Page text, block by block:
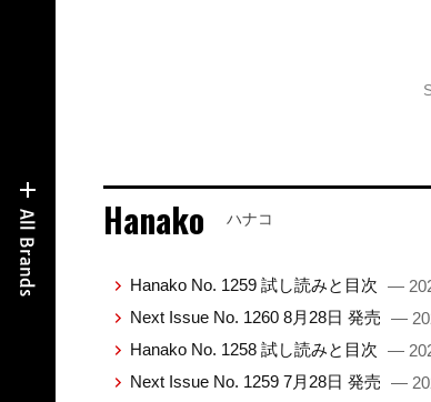
Hanako ハナコ
Hanako No. 1259 試し読みと目次 —
Next Issue No. 1260 8月28日 発売 —
Hanako No. 1258 試し読みと目次 —
Next Issue No. 1259 7月28日 発売 —